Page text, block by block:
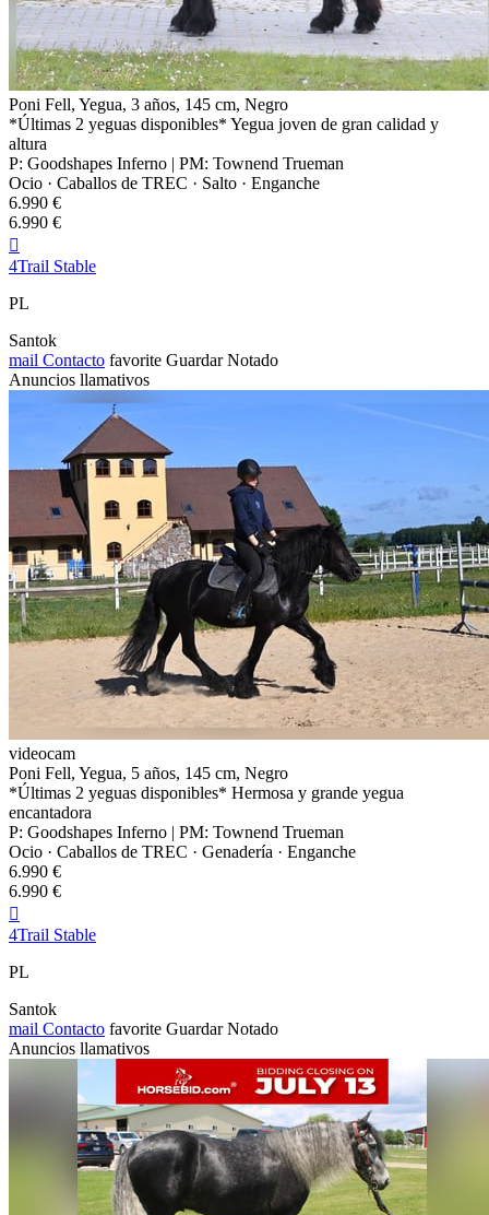
Poni Fell, Yegua, 3 años, 145 cm, Negro
*Últimas 2 yeguas disponibles* Yegua joven de gran calidad y
altura
P: Goodshapes Inferno | PM: Townend Trueman
Ocio · Caballos de TREC · Salto · Enganche
6.990 €
6.990 €

4Trail Stable
PL
Santok
mail Contacto favorite Guardar Notado
Anuncios llamativos
videocam
Poni Fell, Yegua, 5 años, 145 cm, Negro
*Últimas 2 yeguas disponibles* Hermosa y grande yegua
encantadora
P: Goodshapes Inferno | PM: Townend Trueman
Ocio · Caballos de TREC · Genadería · Enganche
6.990 €
6.990 €

4Trail Stable
PL
Santok
mail Contacto favorite Guardar Notado
Anuncios llamativos